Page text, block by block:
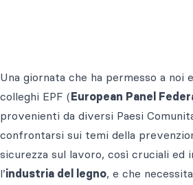
Una giornata che ha permesso a noi
colleghi EPF (European Panel
provenienti da diversi Paesi
confrontarsi sui temi della
sicurezza sul lavoro, così cruciali ed
l’industria del legno, e che